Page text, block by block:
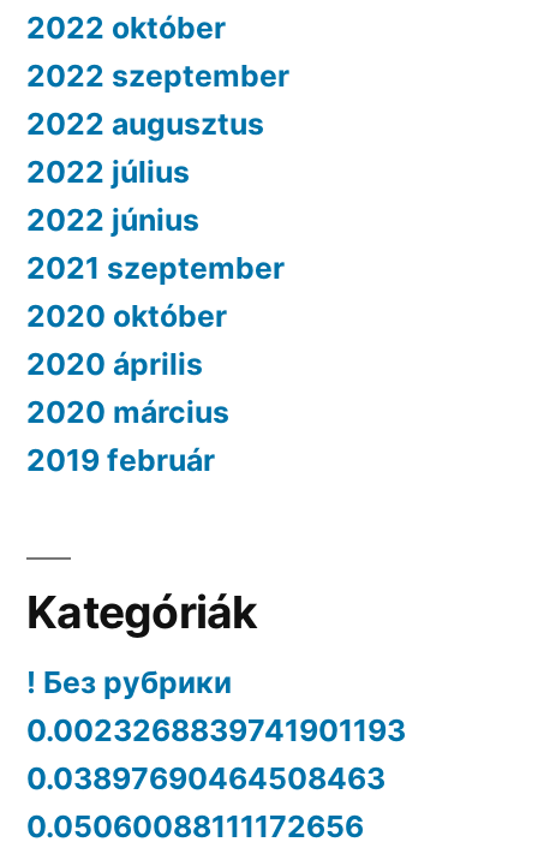
2022 október
2022 szeptember
2022 augusztus
2022 július
2022 június
2021 szeptember
2020 október
2020 április
2020 március
2019 február
Kategóriák
! Без рубрики
0.0023268839741901193
0.03897690464508463
0.05060088111172656